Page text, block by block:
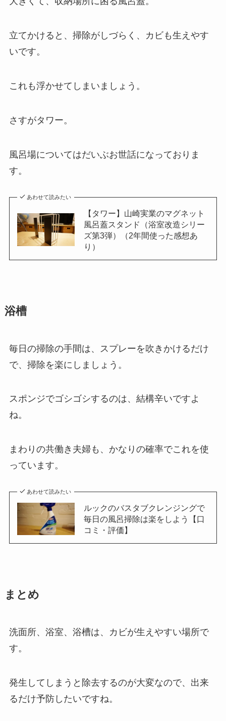
立てかけると、掃除がしづらく、カビも生えやす
いです。
これも浮かせてしまいましょう。
さすがタワー。
風呂場についてはだいぶお世話になっておりま
す。
あわせて読みたい
【タワー】山崎実業のマグネット
風呂蓋スタンド（浴室改造シリー
ズ第3弾）（2年間使った感想あ
り）
浴槽
毎日の掃除の手間は、スプレーを吹きかけるだけ
で、掃除を楽にしましょう。
スポンジでゴシゴシするのは、結構辛いですよ
ね。
まわりの共働き夫婦も、かなりの確率でこれを使
っています。
あわせて読みたい
ルックのバスタブクレンジングで
毎日の風呂掃除は楽をしよう【口
コミ・評価】
まとめ
洗面所、浴室、浴槽は、カビが生えやすい場所で
す。
発生してしまうと除去するのが大変なので、出来
るだけ予防したいですね。